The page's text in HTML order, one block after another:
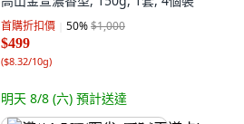
首購折扣價 50%$1,000
$499
($8.32/10g)
明天 8/8 (六) 預計送達